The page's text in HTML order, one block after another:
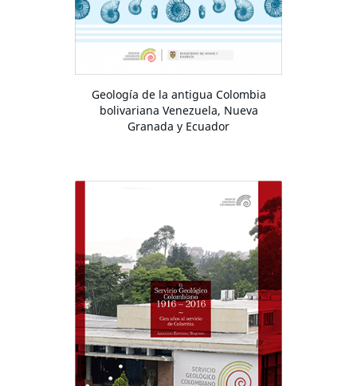
Geología de la antigua Colombia
bolivariana Venezuela, Nueva
Granada y Ecuador